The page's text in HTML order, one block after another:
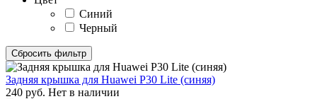
Синий
Черный
Сбросить фильтр
Задняя крышка для Huawei P30 Lite (синяя)
240 руб. Нет в наличии